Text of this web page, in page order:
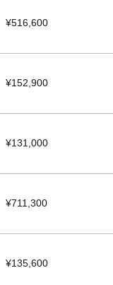
¥516,600
¥152,900
¥131,000
¥711,300
¥135,600